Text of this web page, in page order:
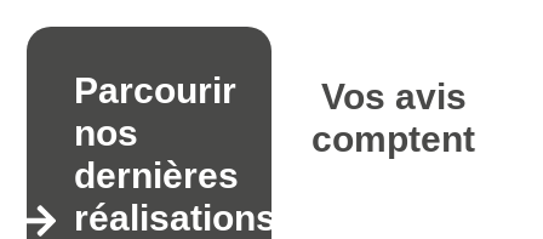
Parcourir
nos
dernières
réalisations
Vos avis
comptent